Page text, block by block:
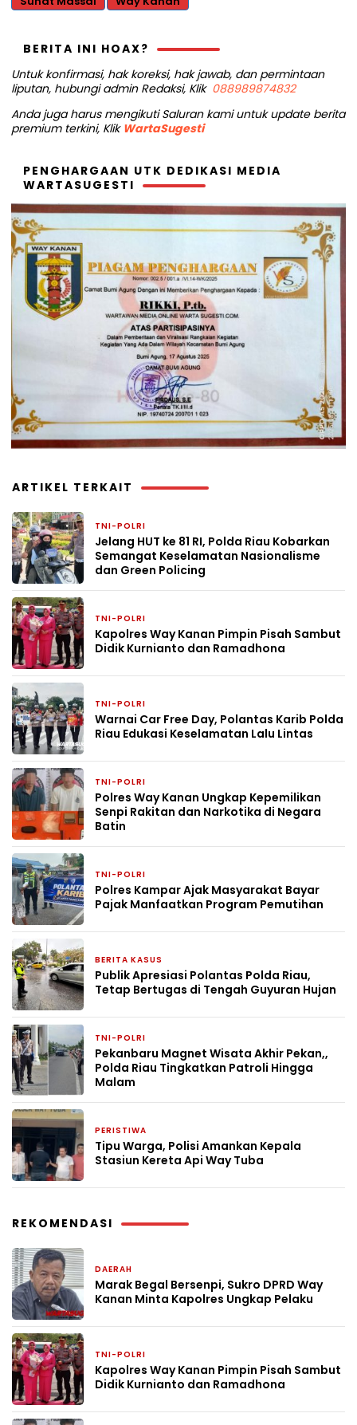
BERITA INI HOAX?
Untuk konfirmasi, hak koreksi, hak jawab, dan permintaan
liputan, hubungi admin Redaksi, Klik 088989874832
Anda juga harus mengikuti Saluran kami untuk update berita
premium terkini, Klik WartaSugesti
PENGHARGAAN UTK DEDIKASI MEDIA
WARTASUGESTI
ARTIKEL TERKAIT
TNI-POLRI
Jelang HUT ke 81 RI, Polda Riau Kobarkan
Semangat Keselamatan Nasionalisme
dan Green Policing
TNI-POLRI
Kapolres Way Kanan Pimpin Pisah Sambut
Didik Kurnianto dan Ramadhona
TNI-POLRI
Warnai Car Free Day, Polantas Karib Polda
Riau Edukasi Keselamatan Lalu Lintas
TNI-POLRI
Polres Way Kanan Ungkap Kepemilikan
Senpi Rakitan dan Narkotika di Negara
Batin
TNI-POLRI
Polres Kampar Ajak Masyarakat Bayar
Pajak Manfaatkan Program Pemutihan
BERITA KASUS
Publik Apresiasi Polantas Polda Riau,
Tetap Bertugas di Tengah Guyuran Hujan
TNI-POLRI
Pekanbaru Magnet Wisata Akhir Pekan,,
Polda Riau Tingkatkan Patroli Hingga
Malam
PERISTIWA
Tipu Warga, Polisi Amankan Kepala
Stasiun Kereta Api Way Tuba
REKOMENDASI
DAERAH
Marak Begal Bersenpi, Sukro DPRD Way
Kanan Minta Kapolres Ungkap Pelaku
TNI-POLRI
Kapolres Way Kanan Pimpin Pisah Sambut
Didik Kurnianto dan Ramadhona